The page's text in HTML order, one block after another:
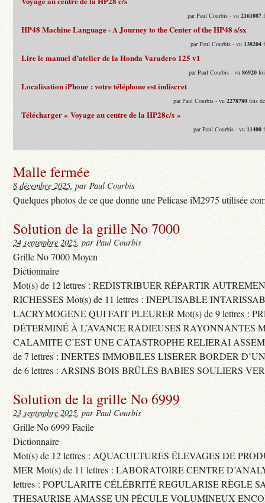
par Paul Courbis - vu2161087
HP48 Machine Language - A Journey to the Center of the HP48 s/sx
par Paul Courbis - vu 138204
Lire le manuel d’atelier de la Honda Varadero 125 v1
par Paul Courbis - vu86920
Localisation iPhone : votre téléphone est indiscret
par Paul Courbis - vu2278780 fois
Télécharger « Voyage au centre de la HP28c/s »
par Paul Courbis - vu 11400
Malle fermée
8 décembre 2025, par Paul Courbis
Quelques photos de ce que donne une Pelicase iM2975 utilisée
Solution de la grille No 7000
24 septembre 2025, par Paul Courbis
Grille No 7000 Moyen
Dictionnaire
Mot(s) de 12 lettres : REDISTRIBUER RÉPARTIR
RICHESSES Mot(s) de 11 lettres : INEPUISABLE
LACRYMOGENE QUI FAIT PLEURER Mot(s) de 9 lettres :
DÉTERMINÉ À L’AVANCE RADIEUSES RAYONNANTES
CALAMITE C’EST UNE CATASTROPHE RELIERAI
de 7 lettres : INERTES IMMOBILES LISERER BORDER
de 6 lettres : ARSINS BOIS BRÛLÉS BABIES SOULIERS
Solution de la grille No 6999
23 septembre 2025, par Paul Courbis
Grille No 6999 Facile
Dictionnaire
Mot(s) de 12 lettres : AQUACULTURES ÉLEVAGES DE
MER Mot(s) de 11 lettres : LABORATOIRE CENTRE
lettres : POPULARITE CÉLÉBRITÉ REGULARISE RÈGLE
THESAURISE AMASSE UN PÉCULE VOLUMINEUX